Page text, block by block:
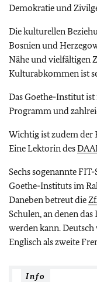
Demokratie und
Die kulturellen
Bosnien und
Nähe und vielfältigen
Kulturabkommen ist
Das Goethe-Institut
Programm und
Wichtig ist zudem der
Eine Lektorin des
Sechs sogenannte
Goethe-Instituts im
Daneben betreut die
Schulen, an denen
werden kann. Deutsch
Englisch als zweite
Info